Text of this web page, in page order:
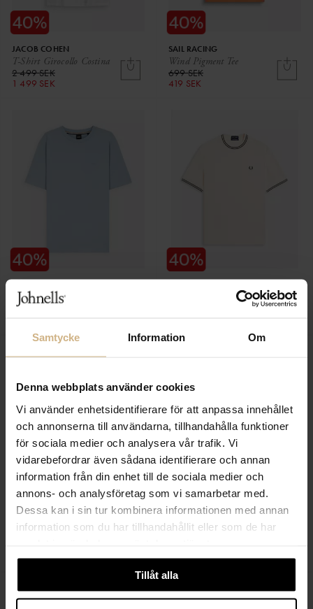
Samtycke Information Om
Denna webbplats använder cookies
Vi använder enhetsidentifierare för att anpassa innehållet
och annonserna till användarna, tillhandahålla funktioner
för sociala medier och analysera vår trafik. Vi
vidarebefordrar även sådana identifierare och annan
information från din enhet till de sociala medier och
annons- och analysföretag som vi samarbetar med.
Dessa kan i sin tur kombinera informationen med annan
information som du har tillhandahållit eller som de har
Tillåt alla
T-Shirt Girocollo Costina
JACOB COHEN
2 499 SEK
1 499 SEK
Wind Pigment Tee
SAIL RACING
699 SEK
419 SEK
Thompson
699 SEK
Ribbed Jersey T-Shirt
STENSTRÖMS
850 SEK
STENSTRÖMS
850 SEK